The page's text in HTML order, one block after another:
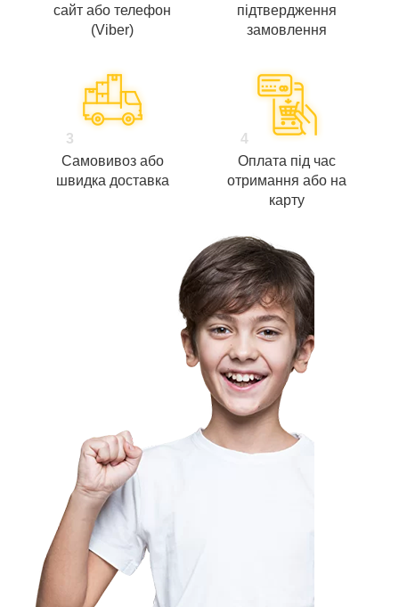
сайт або телефон
(Viber)
підтвердження
замовлення
3
Самовивоз або
швидка доставка
4
Оплата під час
отримання або на
карту